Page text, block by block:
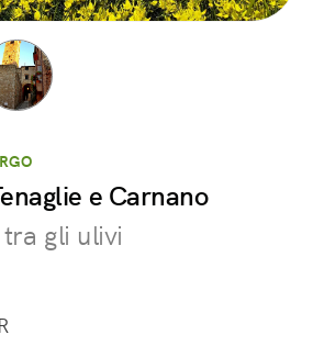
e Carnano
gli ulivi